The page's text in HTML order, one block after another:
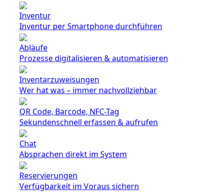
Inventur
Inventur per Smartphone durchführen
Abläufe
Prozesse digitalisieren & automatisieren
Inventarzuweisungen
Wer hat was – immer nachvollziehbar
QR Code, Barcode, NFC-Tag
Sekundenschnell erfassen & aufrufen
Chat
Absprachen direkt im System
Reservierungen
Verfügbarkeit im Voraus sichern